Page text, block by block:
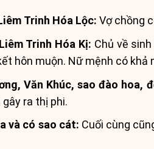
Trinh Hóa Lộc: Vợ chồng
Trinh Hóa Kị: Chủ về
hôn muộn. Nữ mệnh có khả
Văn Khúc, sao đào hoa,
ra thị phi.
và có sao cát: Cuối cùng